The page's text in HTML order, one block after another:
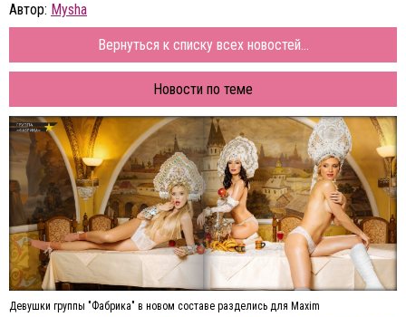
Автор: Mysha
Вернуться к списку всех новостей...
Новости по теме
Девушки группы "Фабрика" в новом составе разделись для Maxim